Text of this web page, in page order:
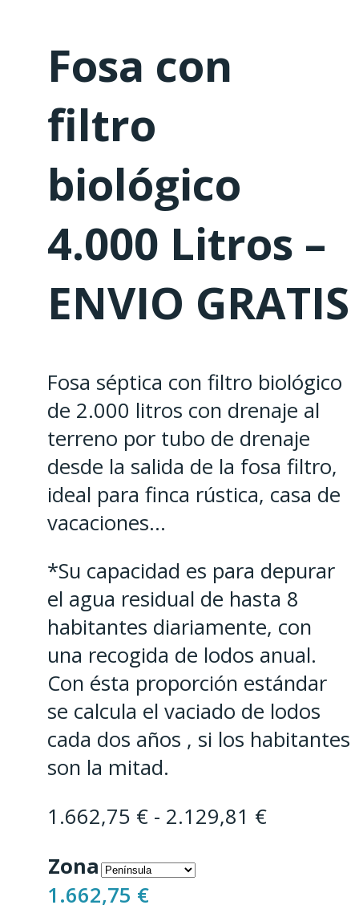
Fosa con
filtro
biológico
4.000 Litros –
ENVIO GRATIS
Fosa séptica con filtro biológico
de 2.000 litros con drenaje al
terreno por tubo de drenaje
desde la salida de la fosa filtro,
ideal para finca rústica, casa de
vacaciones…
*Su capacidad es para depurar
el agua residual de hasta 8
habitantes diariamente, con
una recogida de lodos anual.
Con ésta proporción estándar
se calcula el vaciado de lodos
cada dos años , si los habitantes
son la mitad.
1.662,75 € - 2.129,81 €Rango
Zona
1.662,75 €